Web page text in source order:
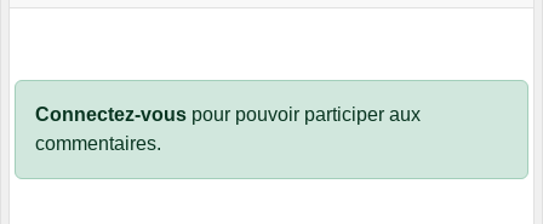
Connectez-vous pour pouvoir participer aux
commentaires.